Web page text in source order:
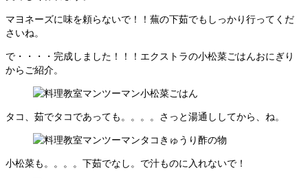
マヨネーズに味を頼らないで！！蕪の下茹でもしっかり行ってくだ
さいね。
で・・・・完成しました！！！エクストラの小松菜ごはんおにぎり
からご紹介。
タコ、茹でタコであっても。。。。さっと湯通ししてから、ね。
小松菜も。。。。下茹でなし。で汁ものに入れないで！